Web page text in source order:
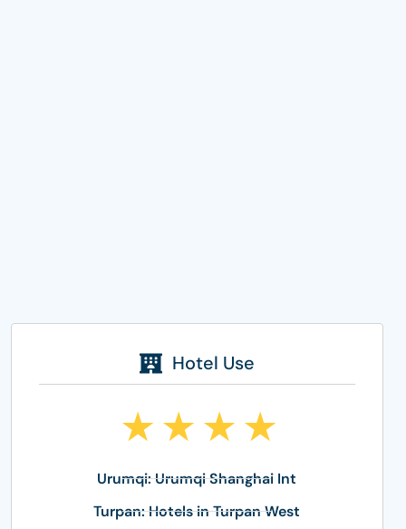
Hotel Use
★ ★ ★ ★
Urumqi: Urumqi Shanghai Int
Turpan: Hotels in Turpan West